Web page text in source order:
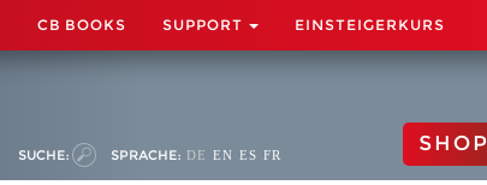
CB BOOKS SUPPORT EINSTEIGERKURS
SUCHE: SPRACHE: DE EN ES FR SHOP